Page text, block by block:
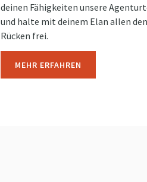
deinen Fähigkeiten unsere
und halte mit deinem Elan allen den
Rücken frei.
MEHR ERFAHREN